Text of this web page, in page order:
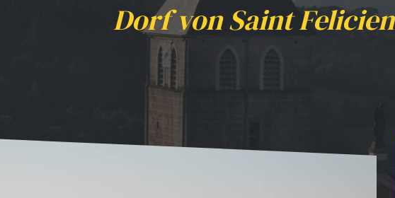
Dorf von Saint Felicien